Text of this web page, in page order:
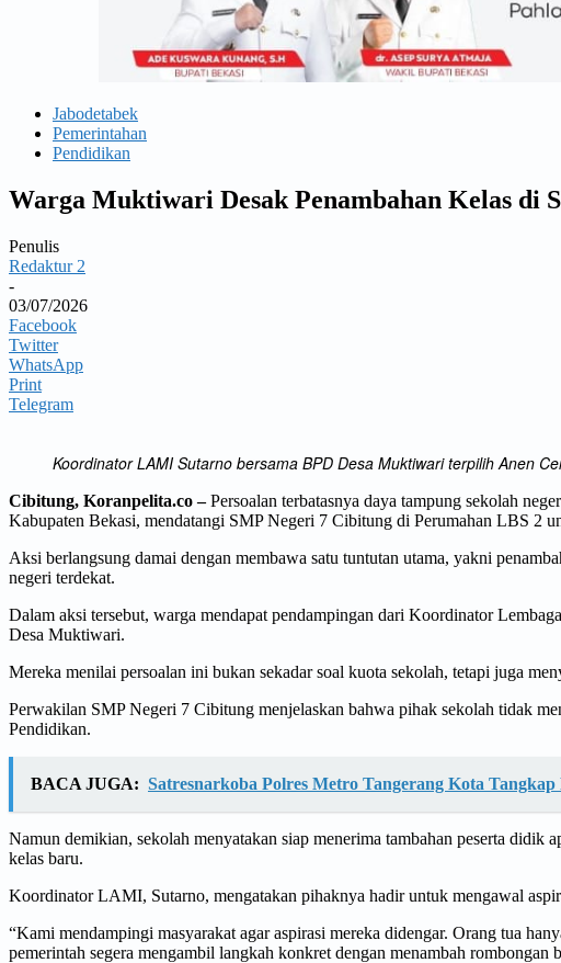
Jabodetabek
Pemerintahan
Pendidikan
Warga Muktiwari Desak Penambahan Kelas
Penulis
Redaktur 2
-
03/07/2026
Facebook
Twitter
WhatsApp
Print
Telegram
Koordinator LAMI Sutarno bersama BPD Desa Muktiwari terpilih Anen
Cibitung, Koranpelita.co –Persoalan terbatasnya daya tampung sekolah
Kabupaten Bekasi, mendatangi SMP Negeri 7 Cibitung di Perumahan LBS 2
Aksi berlangsung damai dengan membawa satu tuntutan utama, yakni
negeri terdekat.
Dalam aksi tersebut, warga mendapat pendampingan dari Koordinator
Desa Muktiwari.
Mereka menilai persoalan ini bukan sekadar soal kuota sekolah, tetapi juga
Perwakilan SMP Negeri 7 Cibitung menjelaskan bahwa pihak sekolah tidak
Pendidikan.
BACA JUGA: Satresnarkoba Polres Metro Tangerang Kota
Namun demikian, sekolah menyatakan siap menerima tambahan peserta
kelas baru.
Koordinator LAMI, Sutarno, mengatakan pihaknya hadir untuk mengawal
“Kami mendampingi masyarakat agar aspirasi mereka didengar. Orang tua
pemerintah segera mengambil langkah konkret dengan menambah